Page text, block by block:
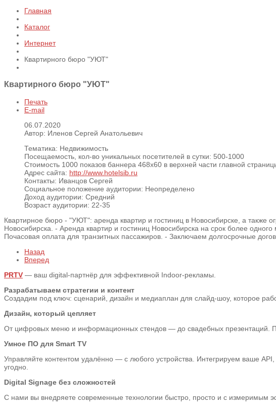
Главная
Каталог
Интернет
Квартирного бюро "УЮТ"
Квартирного бюро "УЮТ"
Печать
E-mail
06.07.2020
Автор: Иленов Сергей Анатольевич
Тематика: Недвижимость
Посещаемость, кол-во уникальных посетителей в сутки: 500-1000
Стоимость 1000 показов баннера 468х60 в верхней части главной
Адрес сайта: http://www.hotelsib.ru
Контакты: Иванцов Сергей
Социальное положение аудитории: Неопределено
Доход аудитории: Средний
Возраст аудитории: 22-35
Квартирное бюро - "УЮТ": аренда квартир и гостиниц в Новосибирске, а также
Новосибирска. - Аренда квартир и гостиниц Новосибирска на срок более
Почасовая оплата для транзитных пассажиров. - Заключаем долгосрочные
Назад
Вперед
PRTV — ваш digital-партнёр для эффективной Indoor-рекламы.
Разрабатываем стратегии и контент
Создадим под ключ: сценарий, дизайн и медиаплан для слайд-шоу, которое
Дизайн, который цепляет
От цифровых меню и информационных стендов — до свадебных презентаций.
Умное ПО для Smart TV
Управляйте контентом удалённо — с любого устройства. Интегрируем ваше
угодно.
Digital Signage без сложностей
С нами вы внедряете современные технологии быстро, просто и с измеримым